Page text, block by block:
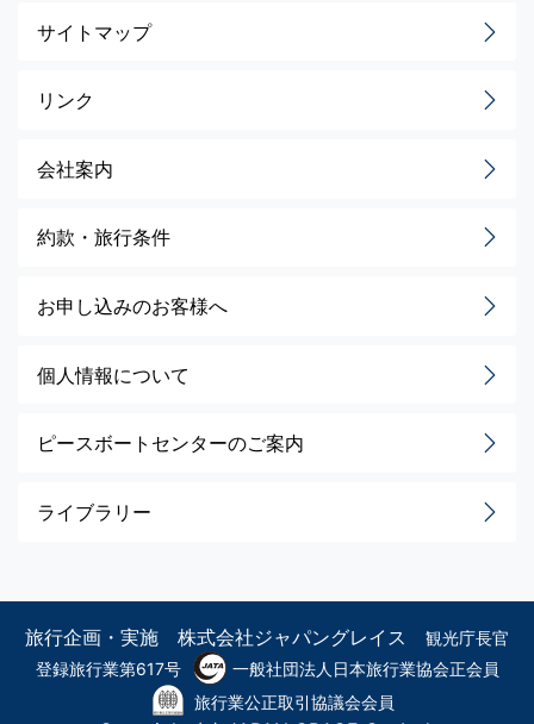
サイトマップ
リンク
会社案内
約款・旅行条件
お申し込みのお客様へ
個人情報について
ピースボートセンターのご案内
ライブラリー
旅行企画・実施 株式会社ジャパングレイス 観光庁長官
登録旅行業第617号
一般社団法人日本旅行業協会正会員
旅行業公正取引協議会会員